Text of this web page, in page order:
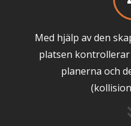
Med hjälp av den
platsen
planerna och